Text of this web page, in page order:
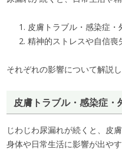
皮膚トラブル・感染症・
精神的ストレスや自信喪
それぞれの影響について解説し
皮膚トラブル・感染症・
じわじわ尿漏れが続くと、皮
身体や日常生活に影響が出やす